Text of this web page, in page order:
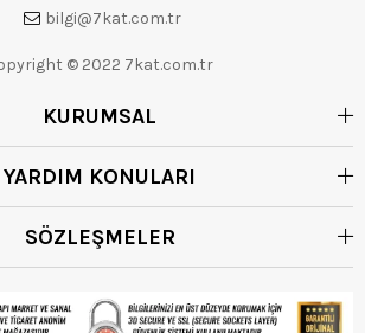
bilgi@7kat.com.tr
© 2022 7kat.com.tr
KURUMSAL
YARDIM KONULARI
SÖZLEŞMELER